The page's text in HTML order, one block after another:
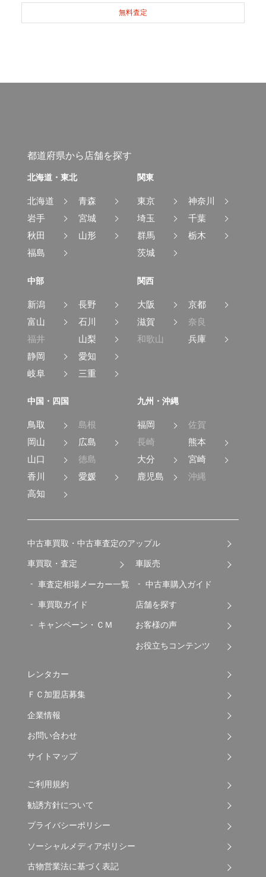
無料査定
都道府県から店舗を探す
北海道・東北
北海道
青森
岩手
宮城
秋田
山形
福島
関東
東京
神奈川
埼玉
千葉
群馬
栃木
茨城
中部
新潟
長野
富山
石川
福井
山梨
静岡
愛知
岐阜
三重
関西
大阪
京都
滋賀
奈良
和歌山
兵庫
中国・四国
鳥取
島根
岡山
広島
山口
徳島
香川
愛媛
高知
九州・沖縄
福岡
佐賀
長崎
熊本
大分
宮崎
鹿児島
沖縄
中古車買取・中古車査定のアップル
車買取・査定
車査定相場メーカー一覧
車買取ガイド
キャンペーン・ＣＭ
車販売
中古車購入ガイド
店舗を探す
お客様の声
お役立ちコンテンツ
レンタカー
ＦＣ加盟店募集
企業情報
お問い合わせ
サイトマップ
ご利用規約
勧誘方針について
プライバシーポリシー
ソーシャルメディアポリシー
古物営業法に基づく表記